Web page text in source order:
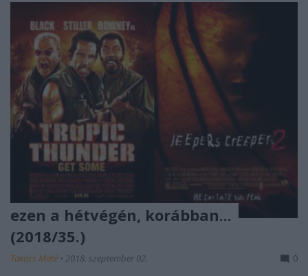
ezen a hétvégén, korábban...
(2018/35.)
Takács Máté • 2018. szeptember 02. 0